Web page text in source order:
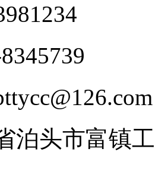
泊头市富镇